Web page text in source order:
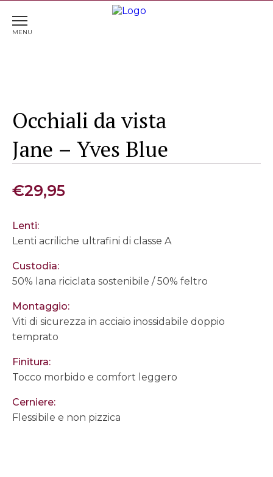
Home > Occhiali da vista Jane – Yves Blue
Occhiali da vista
Jane – Yves Blue
€29,95
Lenti:
Lenti acriliche ultrafini di classe A
Custodia:
50% lana riciclata sostenibile / 50% feltro
Montaggio:
Viti di sicurezza in acciaio inossidabile doppio
temprato
Finitura:
Tocco morbido e comfort leggero
Cerniere:
Flessibile e non pizzica